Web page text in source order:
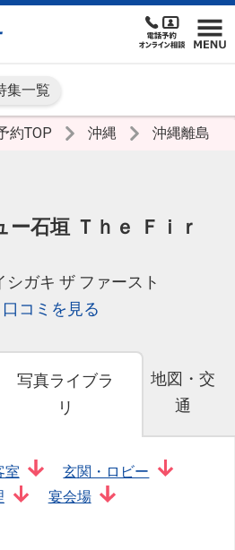
集一覧
約TOP 沖縄 沖縄離島
石垣 Ｔｈｅ Ｆｉｒ
ガキ ザ ファースト
口コミを見る
写真ライブラ
リ
地図・交
通
室
玄関・ロビー
宴会場